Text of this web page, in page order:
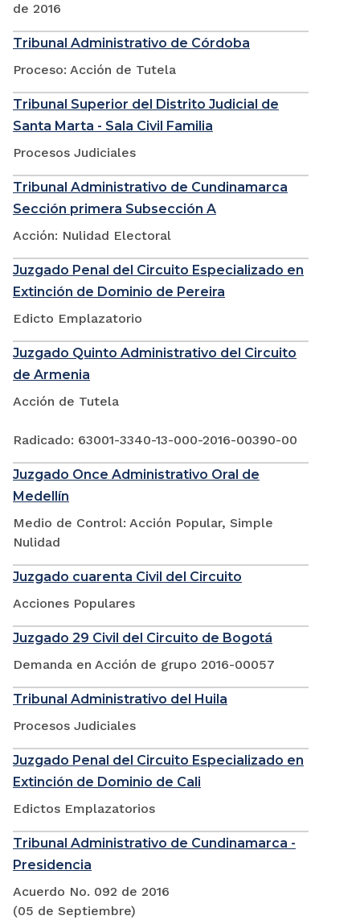
de 2016
Tribunal Administrativo de Córdoba
Proceso: Acción de Tutela
Tribunal Superior del Distrito Judicial de
Santa Marta - Sala Civil Familia
Procesos Judiciales
Tribunal Administrativo de Cundinamarca
Sección primera Subsección A
Acción: Nulidad Electoral
Juzgado Penal del Circuito Especializado en
Extinción de Dominio de Pereira
Edicto Emplazatorio
Juzgado Quinto Administrativo del Circuito
de Armenia
Acción de Tutela
Radicado: 63001-3340-13-000-2016-00390-00
Juzgado Once Administrativo Oral de
Medellín
Medio de Control: Acción Popular, Simple
Nulidad
Juzgado cuarenta Civil del Circuito
Acciones Populares
Juzgado 29 Civil del Circuito de Bogotá
Demanda en Acción de grupo 2016-00057
Tribunal Administrativo del Huila
Procesos Judiciales
Juzgado Penal del Circuito Especializado en
Extinción de Dominio de Cali
Edictos Emplazatorios
Tribunal Administrativo de Cundinamarca -
Presidencia
Acuerdo No. 092 de 2016
(05 de Septiembre)